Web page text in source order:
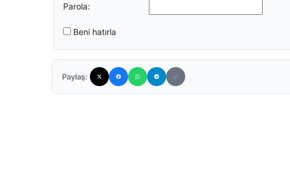
Parola:
Beni hatırla
Paylaş: